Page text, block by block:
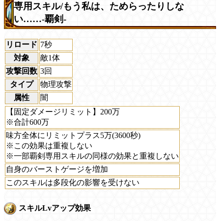
専用スキル/もう私は、ためらったりしな
い……-覇剣-
リロード 7秒
対象
敵1体
攻撃回数 3回
タイプ
物理攻撃
属性
闇
【固定ダメージリミット】200万
※合計600万
味方全体にリミットプラス5万(3600秒)
※この効果は重複しない
※一部覇剣専用スキルの同様の効果と重複しない
自身のバーストゲージを増加
このスキルは多段化の影響を受けない
スキルLvアップ効果